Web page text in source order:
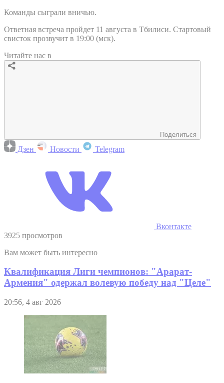
Команды сыграли вничью.
Ответная встреча пройдет 11 августа в Тбилиси. Стартовый
свисток прозвучит в 19:00 (мск).
Читайте нас в
Поделиться
Дзен Новости Telegram
Вконтакте
3925 просмотров
Вам может быть интересно
Квалификация Лиги чемпионов: "Арарат-
Армения" одержал волевую победу над "Целе"
20:56, 4 авг 2026